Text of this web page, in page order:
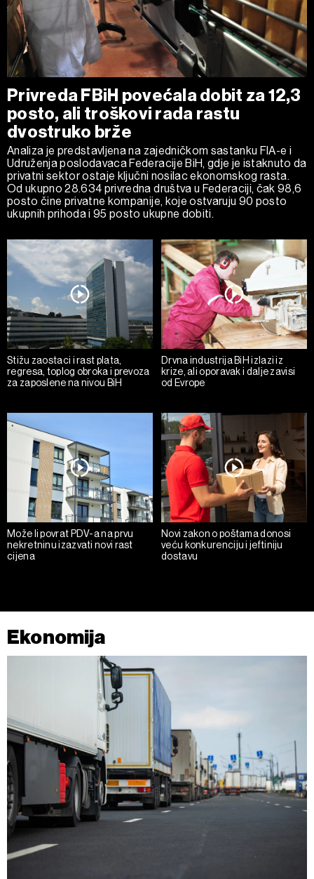
Privreda FBiH povećala dobit za 12,3
posto, ali troškovi rada rastu
dvostruko brže
Analiza je predstavljena na zajedničkom sastanku FIA-e i
Udruženja poslodavaca Federacije BiH, gdje je istaknuto da
privatni sektor ostaje ključni nosilac ekonomskog rasta.
Od ukupno 28.634 privredna društva u Federaciji, čak 98,6
posto čine privatne kompanije, koje ostvaruju 90 posto
ukupnih prihoda i 95 posto ukupne dobiti.
Stižu zaostaci i rast plata,
regresa, toplog obroka i prevoza
za zaposlene na nivou BiH
Drvna industrija BiH izlazi iz
krize, ali oporavak i dalje zavisi
od Evrope
Može li povrat PDV-a na prvu
nekretninu izazvati novi rast
cijena
Novi zakon o poštama donosi
veću konkurenciju i jeftiniju
dostavu
Ekonomija